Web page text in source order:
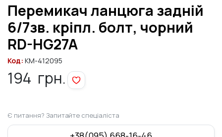
Перемикач ланцюга задній
6/7зв. кріпл. болт, чорний
RD-HG27A
Код: KM-412095
194 грн.
Є питання? Запитайте спеціаліста